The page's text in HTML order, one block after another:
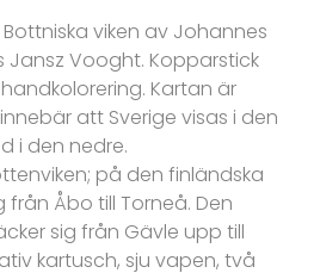
viken av Johannes
Jansz Vooght. Kopparstick
Kartan är
att Sverige visas i den
i den nedre.
på den finländska
Åbo till Torneå. Den
sig från Gävle upp till
kartusch, sju vapen, två